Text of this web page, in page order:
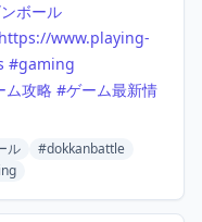
ンボール
https://www.playing-
#gaming
ム攻略 #ゲーム最新情
ル
#dokkanbattle